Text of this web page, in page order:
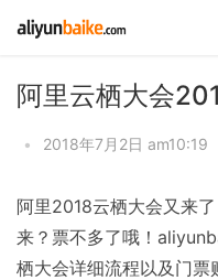
阿里云栖大会
• 2018年7月2日 am10:19
阿里2018云栖大会又来
来？票不多了哦！
栖大会详细流程以及门票